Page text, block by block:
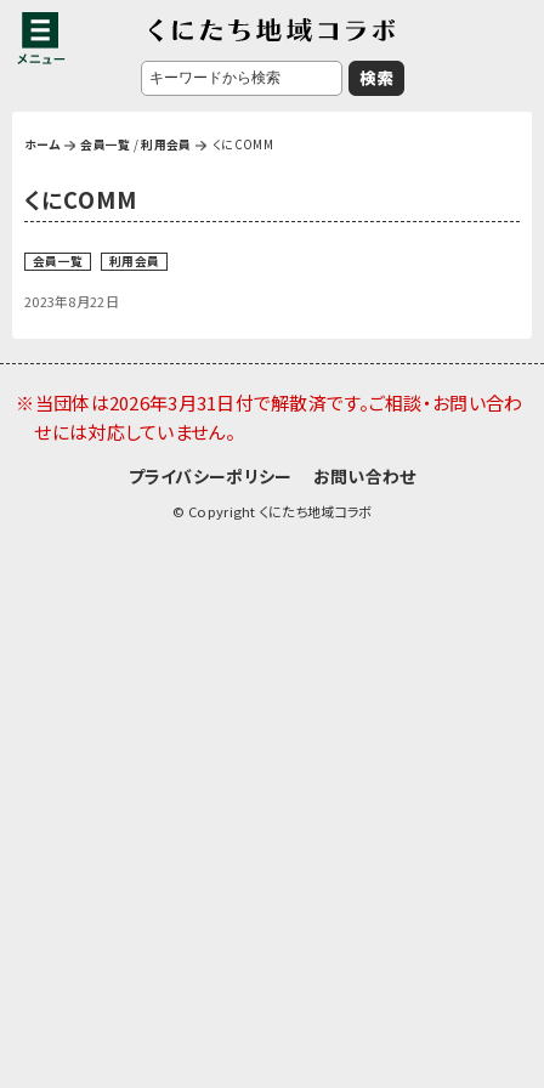
ホーム 会員一覧 /利用会員 くにCOMM
くにCOMM
会員一覧 利用会員
2023年8月22日
※当団体は2026年3月31日付で解散済です。ご相談・お問い合わ
せには対応していません。
プライバシーポリシー お問い合わせ
© Copyright くにたち地域コラボ